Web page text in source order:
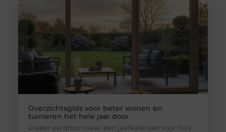
Overzichtsgids voor beter wonen en
tuinieren het hele jaar door
Creëer uw droomoase: een jaarkalender voor huis